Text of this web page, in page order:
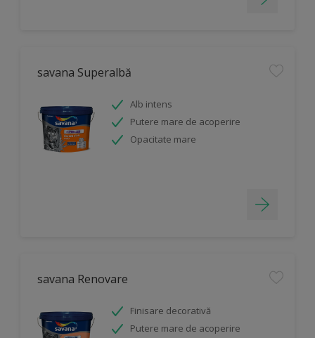
savana Superalbă
Alb intens
Putere mare de acoperire
Opacitate mare
savana Renovare
Finisare decorativă
Putere mare de acoperire